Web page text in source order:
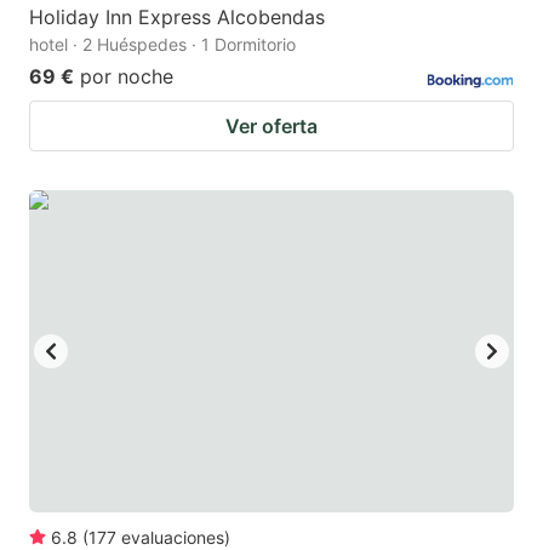
dates.
Holiday Inn Express Alcobendas
hotel · 2 Huéspedes · 1 Dormitorio
69 € por noche
Ver oferta
6.8 (177 evaluaciones)